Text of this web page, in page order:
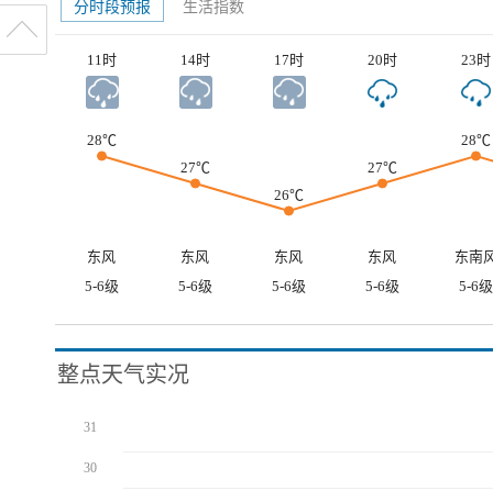
分时段预报 生活指数
11时 14时 17时 20时 23时
28℃
27℃
26℃
27℃
28℃
东风 东风 东风 东风
东南
5-6级
5-6级 5-6级 5-6级 5-6级
整点天气实况
31
30